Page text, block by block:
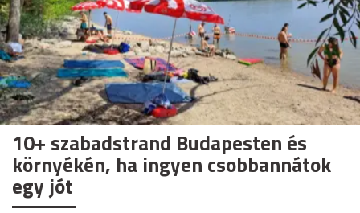
10+ szabadstrand Budapesten és
környékén, ha ingyen csobbannátok
egy jót